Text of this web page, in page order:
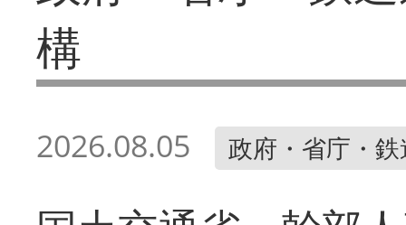
構
2026.08.05 政府・省庁・